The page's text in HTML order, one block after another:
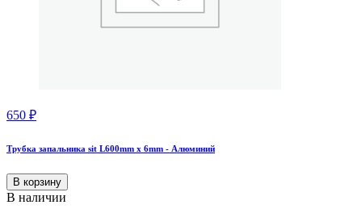
650 ₽
Трубка запальника sit L600mm x 6mm - Алюминий
В корзину
В наличии